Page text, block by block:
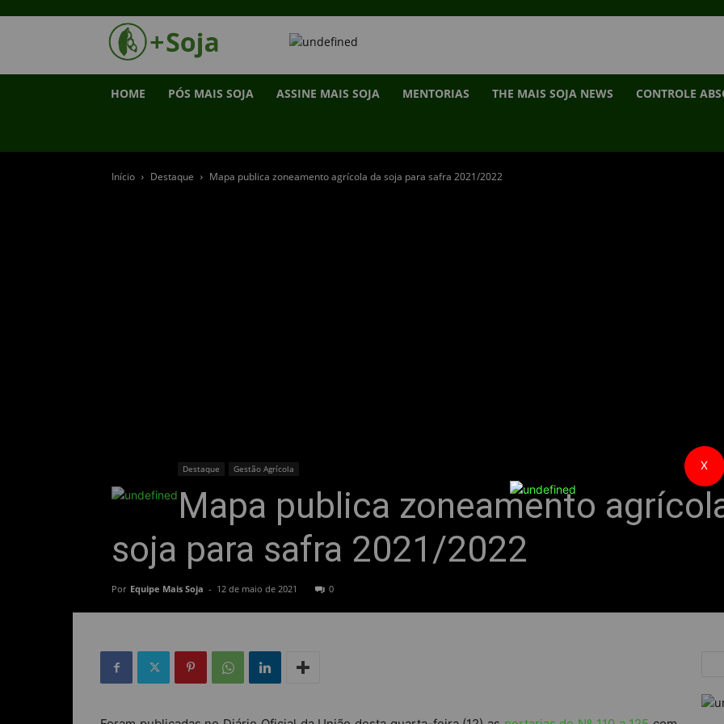
HOME PÓS MAIS SOJA ASSINE MAIS SOJA MENTORIAS THE MAIS SOJA NEWS CONTROLE
Início Destaque Mapa publica zoneamento agrícola da soja para safra 2021/2022
Destaque Gestão Agrícola
Mapa publica zoneamento
soja para safra 2021/2022
Por Equipe Mais Soja - 12 de maio de 2021 0
X